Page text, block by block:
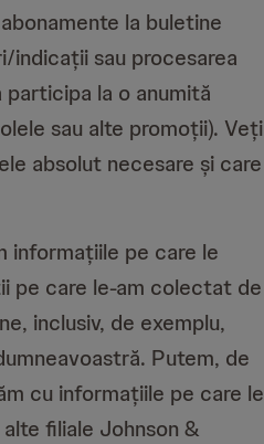
la buletine
indicații sau procesarea
la o anumită
sau alte promoții). Veți
absolut necesare și care
informațiile pe care le
pe care le-am colectat de
inclusiv, de exemplu,
Putem, de
cu informațiile pe care le
filiale Johnson &